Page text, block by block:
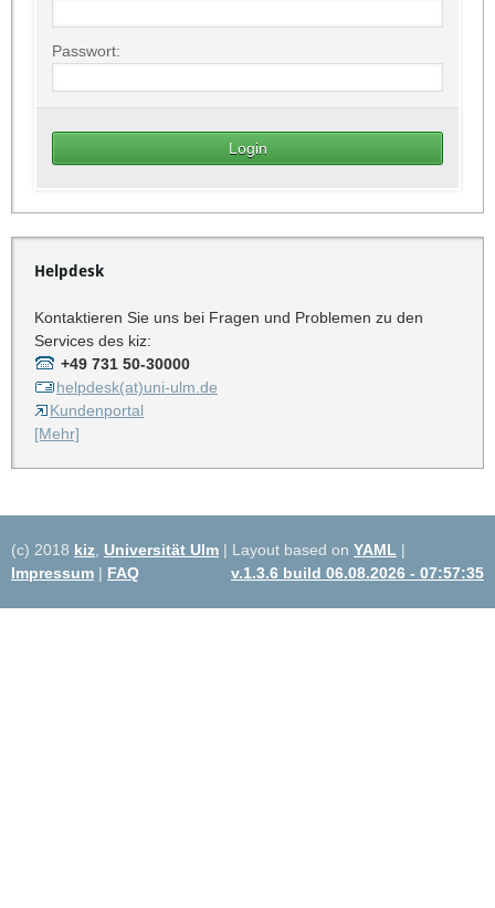
Passwort:
Helpdesk
Kontaktieren Sie uns bei Fragen und Problemen zu den
Services des kiz:
+49 731 50-30000
helpdesk(at)uni-ulm.de
Kundenportal
[Mehr]
(c) 2018 kiz Universität Ulm | Layout based on YAML |
Impressum | FAQ v.1.3.6 build 06.08.2026 - 07:57:35